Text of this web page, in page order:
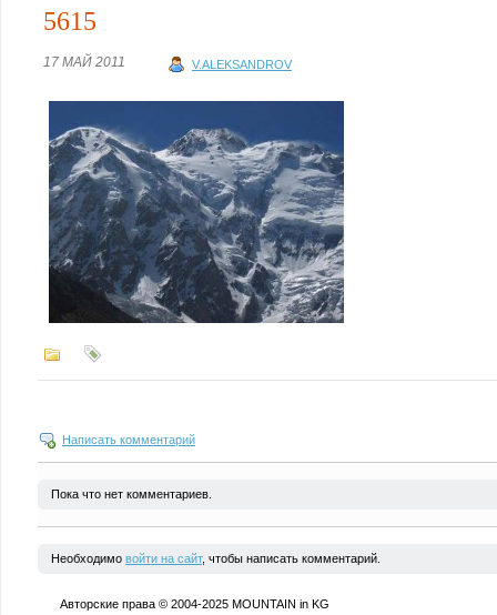
5615
17 МАЙ 2011 V.ALEKSANDROV
Написать комментарий
Пока что нет комментариев.
Необходимо войти на сайт, чтобы написать комментарий.
Авторские права © 2004-2025 MOUNTAIN in KG